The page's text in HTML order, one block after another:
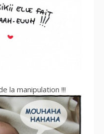
la manipulation !!!